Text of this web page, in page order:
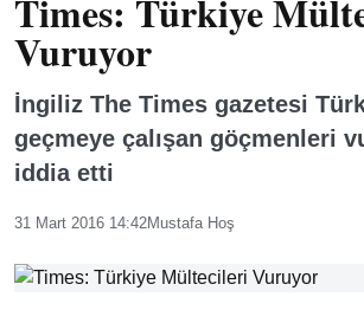
Times: Türkiye
Vuruyor
İngiliz The Times gazetesi
geçmeye çalışan göçmenleri
iddia etti
31 Mart 2016 14:42Mustafa Hoş